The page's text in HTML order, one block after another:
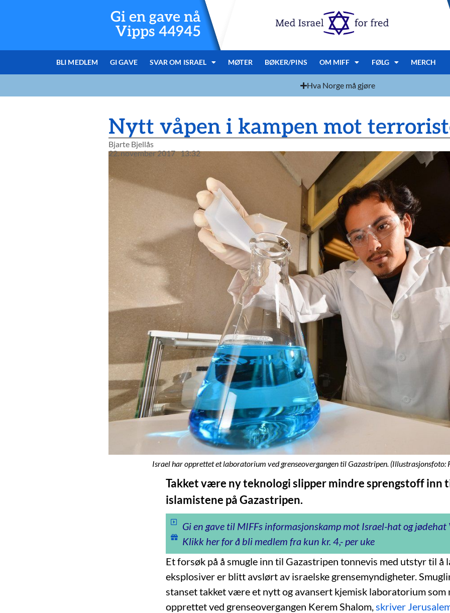
Gi en gave nå
Vipps 44945
BLI MEDLEM GI GAVE SVAR OM ISRAEL MØTER BØKER/PINS OM MIFF FØLG MERCH
Hva Norge må gjøre
Nytt våpen i kampen mot
Bjarte Bjellås
22. november 2017 13:32
Israel har opprettet et laboratorium ved grenseovergangen til Gazastripen.
Takket være ny teknologi slipper mindre sprengstoff inn
islamistene på Gazastripen.
Gi en gave til MIFFs informasjonskamp mot Israel-hat og
Klikk her for å bli medlem fra kun kr. 4,- per uke
Et forsøk på å smugle inn til Gazastripen tonnevis med utstyr til å
eksplosiver er blitt avslørt av israelske grensemyndigheter.
stanset takket være et nytt og avansert kjemisk laboratorium som
opprettet ved grenseovergangen Kerem Shalom,skriver